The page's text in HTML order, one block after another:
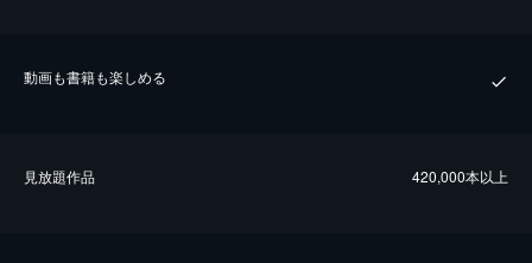
動画も書籍も楽しめる
⾒放題作品 420,000本以上